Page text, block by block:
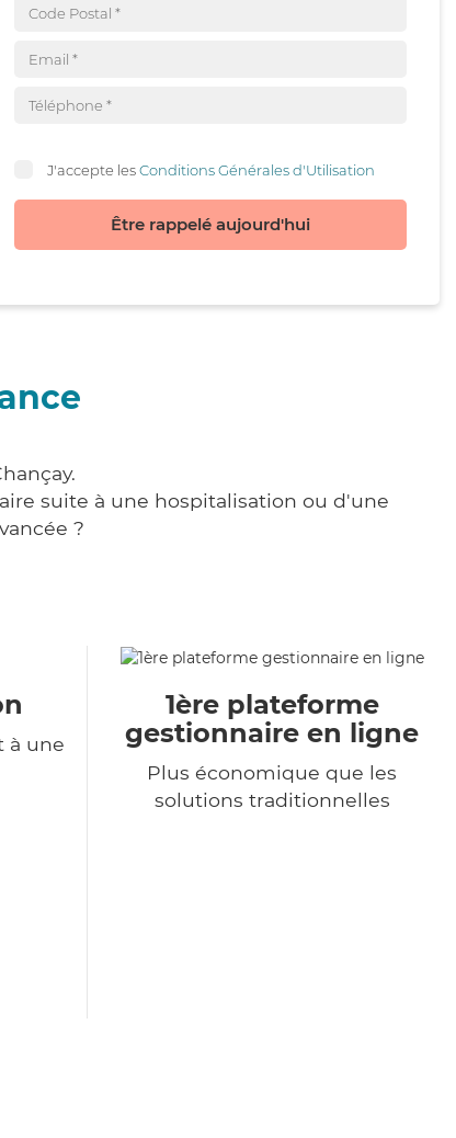
J'accepte lesConditions Générales d'Utilisation
Être rappelé aujourd'hui
suite à une hospitalisation ou d'une
?
à une
1ère plateforme
gestionnaire en ligne
Plus économique que les
solutions traditionnelles